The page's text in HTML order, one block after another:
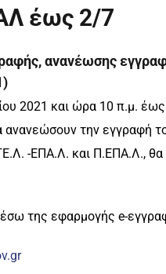
έως 2/7
ανανέωσης
2021 και ώρα 10 π.μ.
ανανεώσουν την εγγραφή
-ΕΠΑ.Λ. και Π.ΕΠΑ.Λ., θα
της εφαρμογής e-